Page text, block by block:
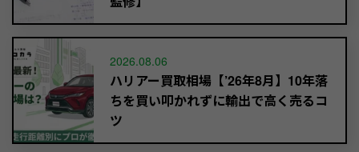
2026.08.06
ハリアー買取相場【’26年8月】10年落
ちを買い叩かれずに輸出で高く売るコ
ツ